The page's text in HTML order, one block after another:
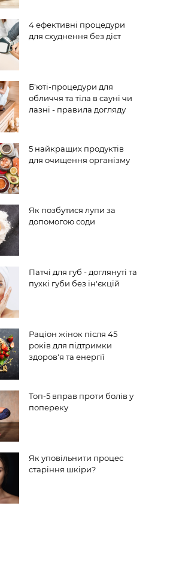
4 ефективні процедури
для схуднення без дієт
Б'юті-процедури для
обличчя та тіла в сауні чи
лазні - правила догляду
5 найкращих продуктів
для очищення організму
Як позбутися лупи за
допомогою соди
Патчі для губ - доглянуті та
пухкі губи без ін'єкцій
Раціон жінок після 45
років для підтримки
здоров'я та енергії
Топ-5 вправ проти болів у
попереку
Як уповільнити процес
старіння шкіри?